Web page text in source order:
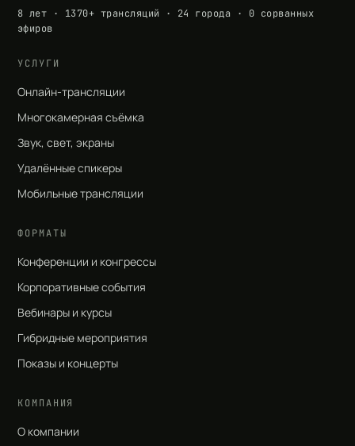
8 лет · 1370+ трансляций · 24 города · 0 сорванных
эфиров
УСЛУГИ
Онлайн-трансляции
Многокамерная съёмка
Звук, свет, экраны
Удалённые спикеры
Мобильные трансляции
ФОРМАТЫ
Конференции и конгрессы
Корпоративные события
Вебинары и курсы
Гибридные мероприятия
Показы и концерты
КОМПАНИЯ
О компании